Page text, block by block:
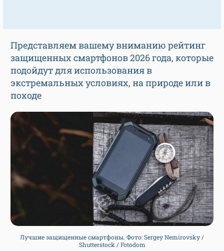
Представляем вашему вниманию рейтинг
защищенных смартфонов 2026 года, которые
подойдут для использования в
экстремальных условиях, на природе или в
походе
Лучшие защищенные смартфоны. Фото: Sergey Nemirovsky /
Shutterstock / Fotodom